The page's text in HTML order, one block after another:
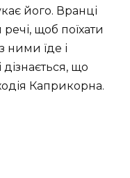
його. Вранці
щоб поїхати
ними їде і
що
Каприкорна.